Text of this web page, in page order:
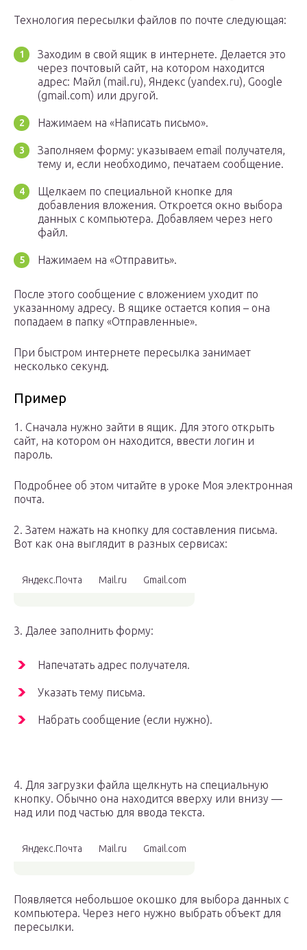
Технология пересылки файлов по почте следующая:
Заходим в свой ящик в интернете. Делается это
через почтовый сайт, на котором находится
адрес: Майл (mail.ru), Яндекс (yandex.ru), Google
(gmail.com) или другой.
Нажимаем на «Написать письмо».
Заполняем форму: указываем email получателя,
тему и, если необходимо, печатаем сообщение.
Щелкаем по специальной кнопке для
добавления вложения. Откроется окно выбора
данных с компьютера. Добавляем через него
файл.
Нажимаем на «Отправить».
После этого сообщение с вложением уходит по
указанному адресу. В ящике остается копия – она
попадаем в папку «Отправленные».
При быстром интернете пересылка занимает
несколько секунд.
Пример
1. Сначала нужно зайти в ящик. Для этого открыть
сайт, на котором он находится, ввести логин и
пароль.
Подробнее об этом читайте в уроке Моя электронная
почта.
2. Затем нажать на кнопку для составления письма.
Вот как она выглядит в разных сервисах:
Яндекс.Почта Mail.ru Gmail.com
3. Далее заполнить форму:
Напечатать адрес получателя.
Указать тему письма.
Набрать сообщение (если нужно).
4. Для загрузки файла щелкнуть на специальную
кнопку. Обычно она находится вверху или внизу —
над или под частью для ввода текста.
Яндекс.Почта Mail.ru Gmail.com
Появляется небольшое окошко для выбора данных с
компьютера. Через него нужно выбрать объект для
пересылки.